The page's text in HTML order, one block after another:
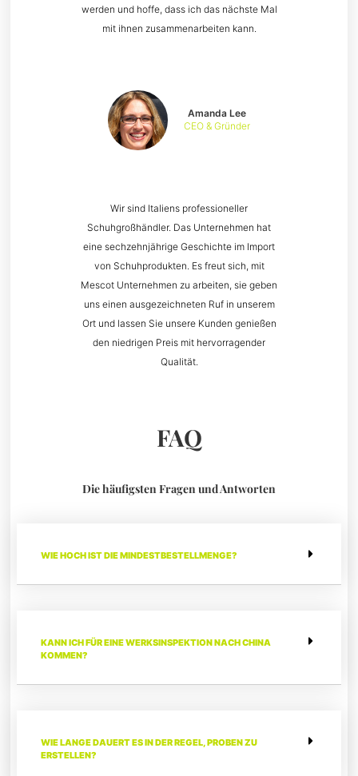
Wir sind Italiens professioneller
Schuhgroßhändler. Das Unternehmen hat
eine sechzehnjährige Geschichte im Import
von Schuhprodukten. Es freut sich, mit
Mescot Unternehmen zu arbeiten, sie geben
uns einen ausgezeichneten Ruf in unserem
Ort und lassen Sie unsere Kunden genießen
den niedrigen Preis mit hervorragender
Qualität.
Amanda Lee
CEO & Gründer
werden und hoffe, dass ich das nächste Mal
mit ihnen zusammenarbeiten kann.
FAQ
Die häufigsten Fragen und Antworten
WIE HOCH IST DIE MINDESTBESTELLMENGE?
KANN ICH FÜR EINE WERKSINSPEKTION NACH CHINA
KOMMEN?
WIE LANGE DAUERT ES IN DER REGEL, PROBEN ZU
ERSTELLEN?